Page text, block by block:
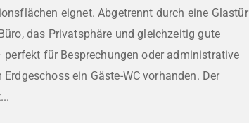
eignet. Abgetrennt durch eine Glastür
das Privatsphäre und gleichzeitig gute
für Besprechungen oder administrative
ein Gäste-WC vorhanden. Der